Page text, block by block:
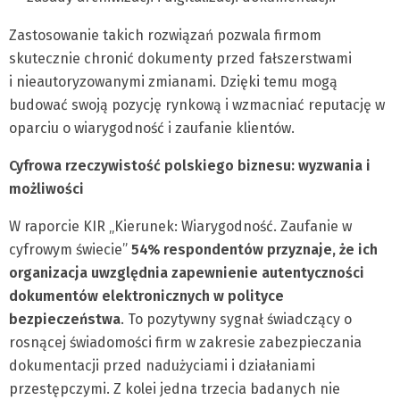
Zastosowanie takich rozwiązań pozwala firmom
skutecznie chronić dokumenty przed fałszerstwami
i nieautoryzowanymi zmianami. Dzięki temu mogą
budować swoją pozycję rynkową i wzmacniać reputację w
oparciu o wiarygodność i zaufanie klientów.
Cyfrowa rzeczywistość polskiego biznesu: wyzwania i
możliwości
W raporcie KIR „Kierunek: Wiarygodność. Zaufanie w
cyfrowym świecie” 54% respondentów przyznaje, że ich
organizacja uwzględnia zapewnienie autentyczności
dokumentów elektronicznych w polityce
bezpieczeństwa. To pozytywny sygnał świadczący o
rosnącej świadomości firm w zakresie zabezpieczania
dokumentacji przed nadużyciami i działaniami
przestępczymi. Z kolei jedna trzecia badanych nie